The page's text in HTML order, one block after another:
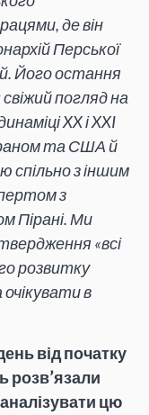
де він
Перської
Його остання
погляд на
XX і XXI
та США й
спільно з іншим
з
Пірані. Ми
«всі
розвитку
в
від початку
розв’язали
цю